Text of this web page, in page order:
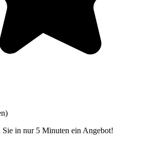
Sie in nur 5 Minuten ein Angebot!